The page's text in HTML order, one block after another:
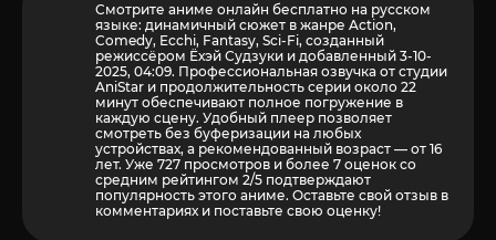
Смотрите аниме онлайн бесплатно на русском
языке: динамичный сюжет в жанре Action,
Comedy, Ecchi, Fantasy, Sci-Fi, созданный
режиссёром Ёхэй Судзуки и добавленный 3-10-
2025, 04:09. Профессиональная озвучка от студии
AniStar и продолжительность серии около 22
минут обеспечивают полное погружение в
каждую сцену. Удобный плеер позволяет
смотреть без буферизации на любых
устройствах, а рекомендованный возраст — от 16
лет. Уже 727 просмотров и более 7 оценок со
средним рейтингом 2/5 подтверждают
популярность этого аниме. Оставьте свой отзыв в
комментариях и поставьте свою оценку!